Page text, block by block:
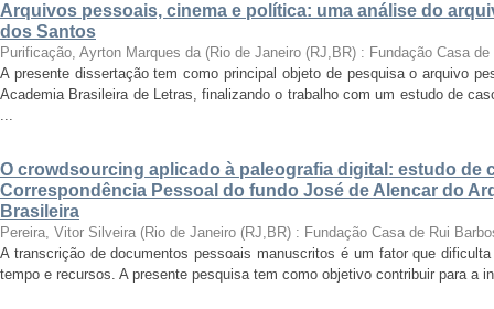
Arquivos pessoais, cinema e política: uma análise do
dos Santos
Purificação, Ayrton Marques da (Rio de Janeiro (RJ,BR) : Fundação Casa
A presente dissertação tem como principal objeto de pesquisa o arquivo
Academia Brasileira de Letras, finalizando o trabalho com um estudo de
...
O crowdsourcing aplicado à paleografia digital: estudo de
Correspondência Pessoal do fundo José de Alencar do
Brasileira
Pereira, Vitor Silveira (Rio de Janeiro (RJ,BR) : Fundação Casa de Rui
A transcrição de documentos pessoais manuscritos é um fator que
tempo e recursos. A presente pesquisa tem como objetivo contribuir para a